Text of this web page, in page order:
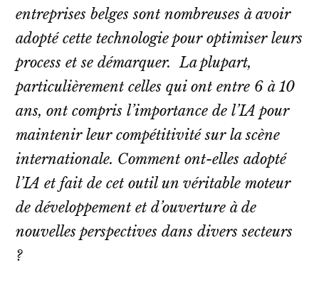
entreprises belges sont nombreuses à avoir
adopté cette technologie pour optimiser leurs
process et se démarquer. La plupart,
particulièrement celles qui ont entre 6 à 10
ans, ont compris l’importance de l’IA pour
maintenir leur compétitivité sur la scène
internationale. Comment ont-elles adopté
l’IA et fait de cet outil un véritable moteur
de développement et d’ouverture à de
nouvelles perspectives dans divers secteurs
?